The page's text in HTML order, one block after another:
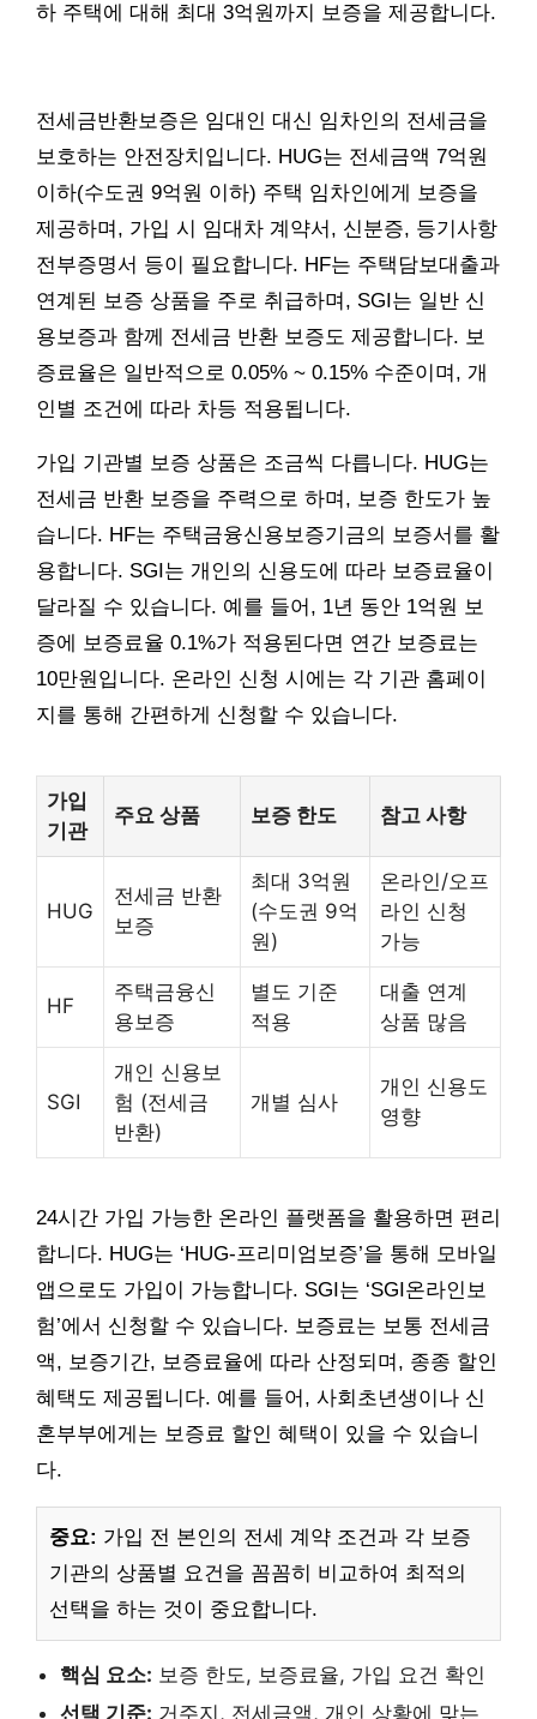
하 주택에 대해 최대 3억원까지 보증을 제공합니다.
전세금반환보증은 임대인 대신 임차인의 전세금을
보호하는 안전장치입니다. HUG는 전세금액 7억원
이하(수도권 9억원 이하) 주택 임차인에게 보증을
제공하며, 가입 시 임대차 계약서, 신분증, 등기사항
전부증명서 등이 필요합니다. HF는 주택담보대출과
연계된 보증 상품을 주로 취급하며, SGI는 일반 신
용보증과 함께 전세금 반환 보증도 제공합니다. 보
증료율은 일반적으로 0.05% ~ 0.15% 수준이며, 개
인별 조건에 따라 차등 적용됩니다.
가입 기관별 보증 상품은 조금씩 다릅니다. HUG는
전세금 반환 보증을 주력으로 하며, 보증 한도가 높
습니다. HF는 주택금융신용보증기금의 보증서를 활
용합니다. SGI는 개인의 신용도에 따라 보증료율이
달라질 수 있습니다. 예를 들어, 1년 동안 1억원 보
증에 보증료율 0.1%가 적용된다면 연간 보증료는
10만원입니다. 온라인 신청 시에는 각 기관 홈페이
지를 통해 간편하게 신청할 수 있습니다.
가입
기관
주요 상품 보증 한도 참고 사항
HUG
전세금 반환
보증
최대 3억원
(수도권 9억
원)
온라인/오프
라인 신청
가능
HF
주택금융신
용보증
별도 기준
적용
대출 연계
상품 많음
SGI
개인 신용보
험 (전세금
반환)
개별 심사
개인 신용도
영향
24시간 가입 가능한 온라인 플랫폼을 활용하면 편리
합니다. HUG는 ‘HUG-프리미엄보증’을 통해 모바일
앱으로도 가입이 가능합니다. SGI는 ‘SGI온라인보
험’에서 신청할 수 있습니다. 보증료는 보통 전세금
액, 보증기간, 보증료율에 따라 산정되며, 종종 할인
혜택도 제공됩니다. 예를 들어, 사회초년생이나 신
혼부부에게는 보증료 할인 혜택이 있을 수 있습니
다.
중요: 가입 전 본인의 전세 계약 조건과 각 보증
기관의 상품별 요건을 꼼꼼히 비교하여 최적의
선택을 하는 것이 중요합니다.
핵심 요소: 보증 한도, 보증료율, 가입 요건 확인
선택 기준: 거주지, 전세금액, 개인 상황에 맞는